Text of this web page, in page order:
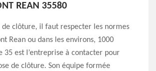
REAN 35580
de clôture, il faut respecter les normes
Rean ou dans les environs, 1000
35 est l’entreprise à contacter pour
de clôture. Son équipe formée